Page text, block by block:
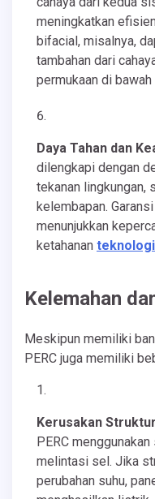
meningkatkan
bifacial, misalnya,
tambahan dari
permukaan di bawah
Daya Tahan dan
dilengkapi dengan
tekanan lingkungan,
kelembapan.
menunjukkan
ketahanan teknologi
Kelemahan
Meskipun memiliki
PERC juga memiliki
Kerusakan
PERC
melintasi sel. Jika
perubahan suhu,